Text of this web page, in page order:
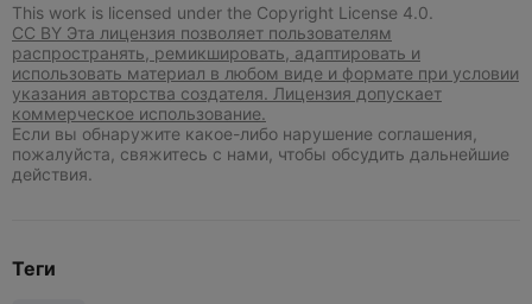
This work is licensed under the Copyright License 4.0.
CC BY Эта лицензия позволяет пользователям
распространять, ремикшировать, адаптировать и
использовать материал в любом виде и формате при условии
указания авторства создателя. Лицензия допускает
коммерческое использование.
Если вы обнаружите какое-либо нарушение соглашения,
пожалуйста, свяжитесь с нами, чтобы обсудить дальнейшие
действия.
Теги